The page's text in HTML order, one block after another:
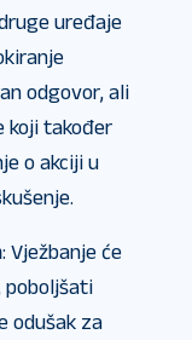
uređaje
odgovor, ali
koji također
o akciji u
: Vježbanje će
poboljšati
odušak za